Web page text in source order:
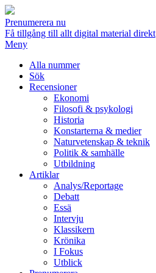
Prenumerera nu
Få tillgång till allt digital material direkt
Meny
Alla nummer
Sök
Recensioner
Ekonomi
Filosofi & psykologi
Historia
Konstarterna & medier
Naturvetenskap & teknik
Politik & samhälle
Utbildning
Artiklar
Analys/Reportage
Debatt
Essä
Intervju
Klassikern
Krönika
I Fokus
Utblick